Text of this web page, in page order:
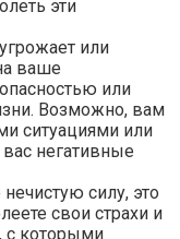
эти
или
ваше
или
Возможно, вам
ситуациями или
негативные
силу, это
свои страхи и
с которыми